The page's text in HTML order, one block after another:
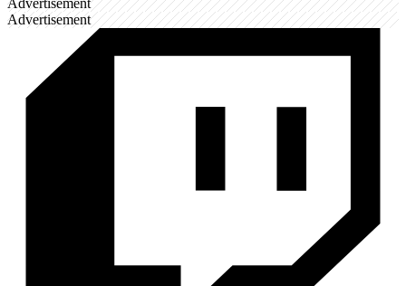
Advertisement